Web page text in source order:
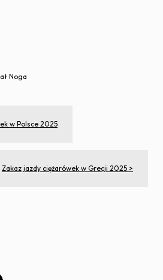
Noga
w Polsce 2025
Zakaz jazdy ciężarówek w Grecji 2025 >